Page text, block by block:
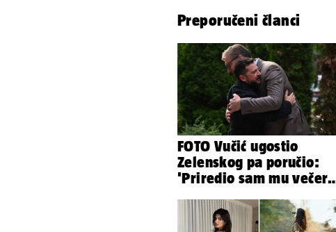
Preporučeni članci
FOTO Vučić ugostio
Zelenskog pa poručio:
'Priredio sam mu večeru